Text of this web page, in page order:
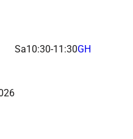
Sa10:30-11:30GH